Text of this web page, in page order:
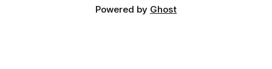
Powered by Ghost